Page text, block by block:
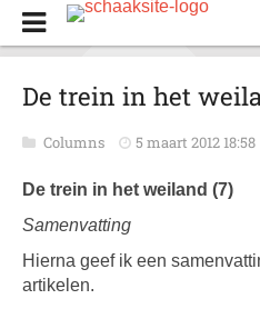
De trein in het
Columns 5 maart 2012 18:58
De trein in het weiland (7)
Samenvatting
Hierna geef ik een
artikelen.